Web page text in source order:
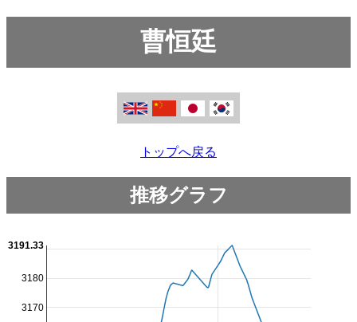
曹恒廷
トップへ戻る
推移グラフ
3170
3180
3191.33